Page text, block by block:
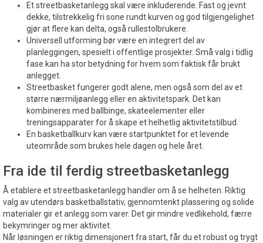
Et streetbasketanlegg skal være inkluderende. Fast og jevnt
dekke, tilstrekkelig fri sone rundt kurven og god tilgjengelighet
gjør at flere kan delta, også rullestolbrukere.
Universell utforming bør være en integrert del av
planleggingen, spesielt i offentlige prosjekter. Små valg i tidlig
fase kan ha stor betydning for hvem som faktisk får brukt
anlegget.
Streetbasket fungerer godt alene, men også som del av et
større nærmiljøanlegg eller en aktivitetspark. Det kan
kombineres med ballbinge, skateelementer eller
treningsapparater for å skape et helhetlig aktivitetstilbud.
En basketballkurv kan være startpunktet for et levende
uteområde som brukes hele dagen og hele året.
Fra ide til ferdig streetbasketanlegg
Å etablere et streetbasketanlegg handler om å se helheten. Riktig
valg av utendørs basketballstativ, gjennomtenkt plassering og solide
materialer gir et anlegg som varer. Det gir mindre vedlikehold, færre
bekymringer og mer aktivitet.
Når løsningen er riktig dimensjonert fra start, får du et robust og trygt